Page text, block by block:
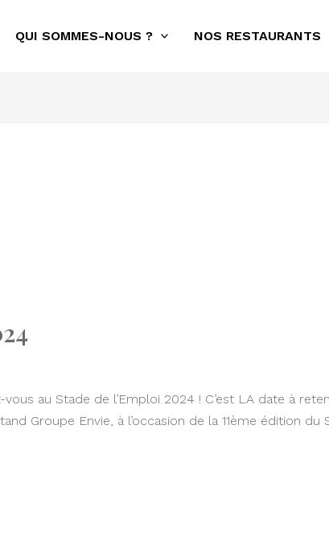
QUI SOMMES-NOUS ? NOS RESTAURANTS
au Stade de l’Emploi 2024 ! C’est LA date à
Groupe Envie, à l’occasion de la 11ème édition du